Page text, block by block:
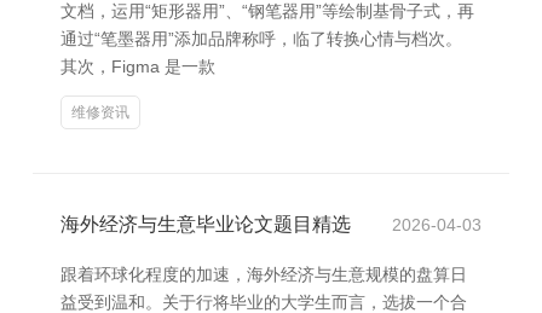
文档，运用“矩形器用”、“钢笔器用”等绘制基骨子式，再
通过“笔墨器用”添加品牌称呼，临了转换心情与档次。
其次，Figma 是一款
维修资讯
海外经济与生意毕业论文题目精选 2026-04-03
跟着环球化程度的加速，海外经济与生意规模的盘算日
益受到温和。关于行将毕业的大学生而言，选拔一个合